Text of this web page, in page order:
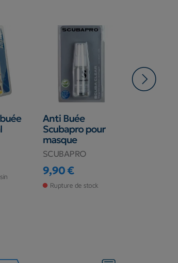
Anti Buée
Scubapro pour
masque
SCUBAPRO
Prix
9,90 €
Rupture de stock